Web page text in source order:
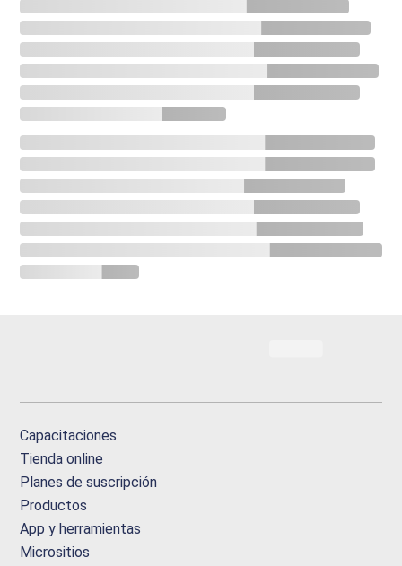
Capacitaciones
Tienda online
Planes de suscripción
Productos
App y herramientas
Micrositios